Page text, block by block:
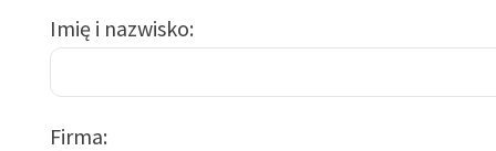
Imię i nazwisko
Firma